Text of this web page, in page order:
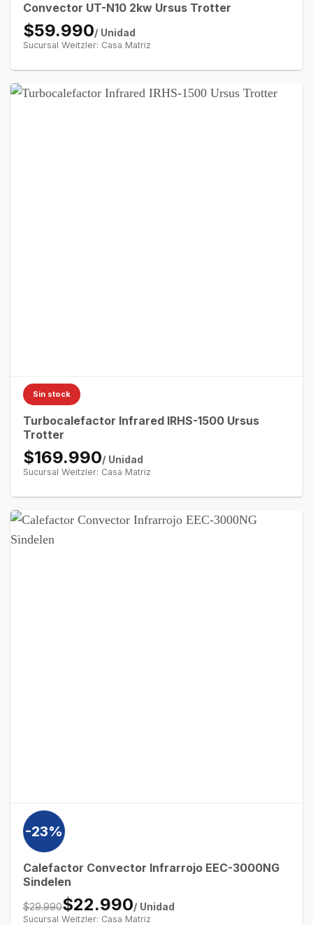
Convector UT-N10 2kw Ursus Trotter
$59.990/ Unidad
Sucursal Weitzler: Casa Matriz
Sin stock
Turbocalefactor Infrared IRHS-1500 Ursus
Trotter
$169.990/ Unidad
Sucursal Weitzler: Casa Matriz
-23%
Calefactor Convector Infrarrojo EEC-3000NG
Sindelen
$29.990$22.990/ Unidad
Sucursal Weitzler: Casa Matriz